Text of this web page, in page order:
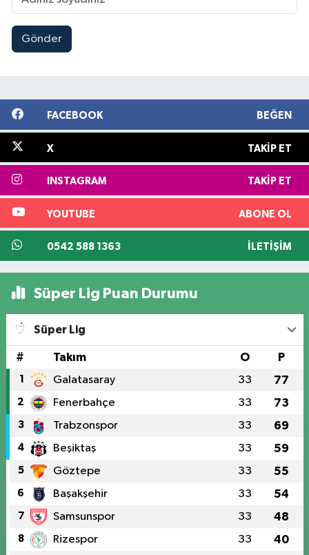
Gönder
FACEBOOK BEĞEN
X TAKIP ET
INSTAGRAM TAKIP ET
YOUTUBE ABONE OL
0542 588 1363 İLETIŞIM
Süper Lig Puan Durumu
Süper Lig
# Takım O P
1 Galatasaray 33 77
2 Fenerbahçe 33 73
3 Trabzonspor 33 69
4 Beşiktaş 33 59
5 Göztepe 33 55
6 Başakşehir 33 54
7 Samsunspor 33 48
8 Rizespor 33 40